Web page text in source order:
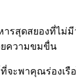
รสุดสยองที่ไม่
ยความขมขื่น
ที่จะพาคุณร่องเ